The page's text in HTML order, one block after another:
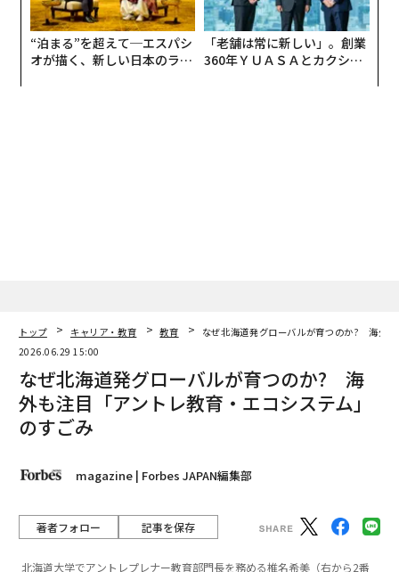
“泊まる”を超えて─エスパシ
オが描く、新しい日本のラグ
「老舗は常に新しい」。創業
360年ＹＵＡＳＡとカクシン
トップ キャリア・教育 教育
なぜ北海道発グローバルが育つのか? 海外
2026.06.29 15:00
なぜ北海道発グローバルが育つのか? 海
外も注目「アントレ教育・エコシステム」
のすごみ
magazine | Forbes JAPAN編集部
著者フォロー 記事を保存
北海道大学でアントレプレナー教育部門長を務める椎名希美（右から2番